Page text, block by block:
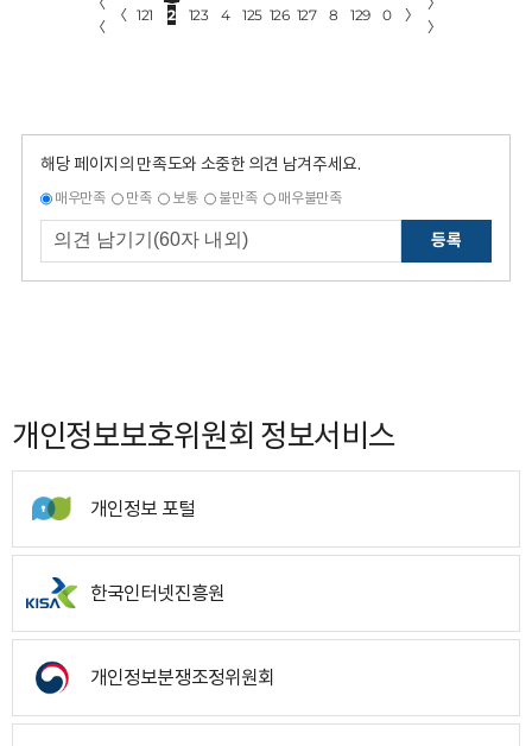
〈
〈 121
2
123
4
125 126 127
8
129
0
〉
〉
해당 페이지의 만족도와 소중한 의견 남겨주세요.
매우만족 만족 보통 불만족 매우불만족
등록
개인정보보호위원회 정보서비스
개인정보 포털
한국인터넷진흥원
개인정보분쟁조정위원회